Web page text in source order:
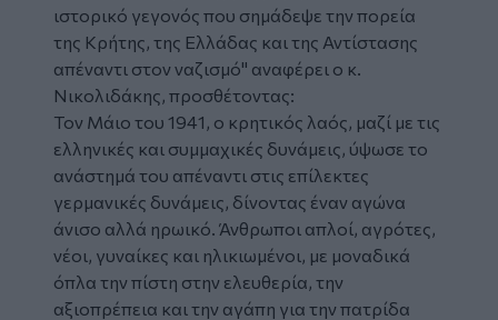
ιστορικό γεγονός που σημάδεψε την πορεία
της Κρήτης, της Ελλάδας και της Αντίστασης
απέναντι στον ναζισμό" αναφέρει ο κ.
Νικολιδάκης, προσθέτοντας:
Τον Μάιο του 1941, ο κρητικός λαός, μαζί με τις
ελληνικές και συμμαχικές δυνάμεις, ύψωσε το
ανάστημά του απέναντι στις επίλεκτες
γερμανικές δυνάμεις, δίνοντας έναν αγώνα
άνισο αλλά ηρωικό. Άνθρωποι απλοί, αγρότες,
νέοι, γυναίκες και ηλικιωμένοι, με μοναδικά
όπλα την πίστη στην ελευθερία, την
αξιοπρέπεια και την αγάπη για την πατρίδα